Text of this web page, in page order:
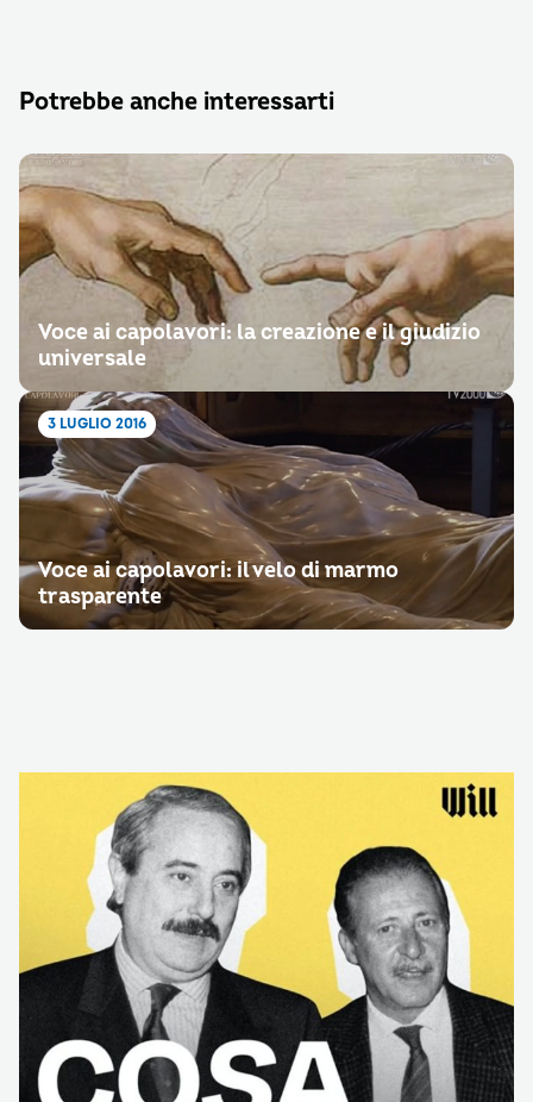
Potrebbe anche interessarti
Voce ai capolavori: la creazione e il giudizio
universale
3 LUGLIO 2016
Voce ai capolavori: il velo di marmo
trasparente